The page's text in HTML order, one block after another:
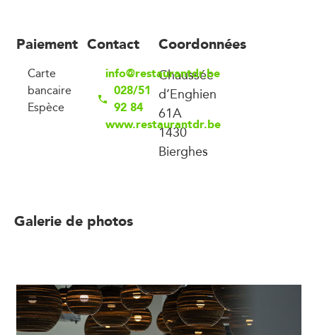
Paiement
Carte
bancaire
Espèce
Contact
info@restaurantdr.be
028/51
92 84
www.restaurantdr.be
Coordonnées
Chaussée
d’Enghien
61A
1430
Bierghes
Galerie de photos